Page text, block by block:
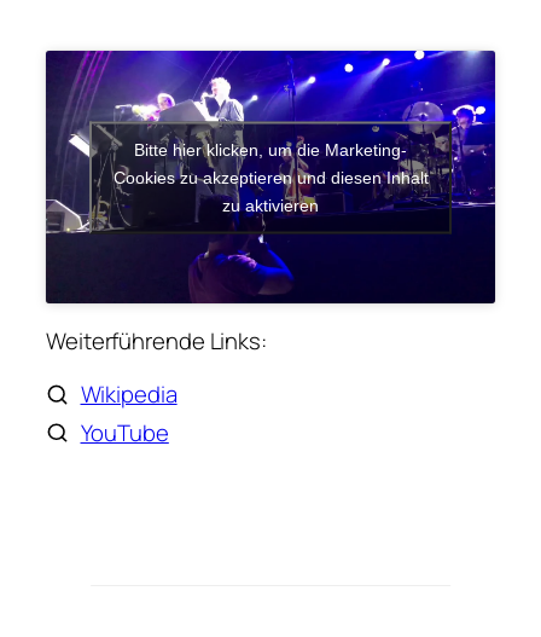
Bitte hier klicken, um die Marketing-
Cookies zu akzeptieren und diesen Inhalt
zu aktivieren
Weiterführende Links:
Wikipedia
YouTube